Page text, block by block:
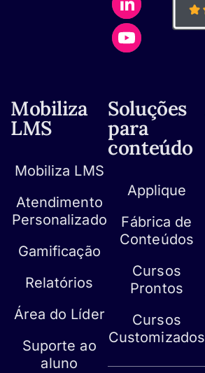
Mobiliza
LMS
Mobiliza LMS
Atendimento
Personalizado
Gamificação
Relatórios
Área do Líder
Suporte ao
aluno
Soluções
para
conteúdo
Applique
Fábrica de
Conteúdos
Cursos
Prontos
Cursos
Customizados